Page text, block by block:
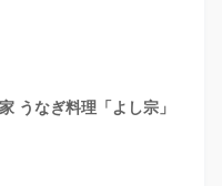
うなぎ料理「よし宗」